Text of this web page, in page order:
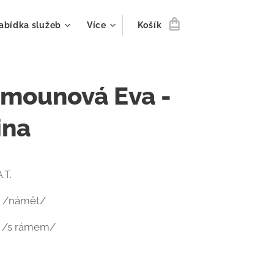
služeb Více Košík
Eva -
/námět/
/s rámem/